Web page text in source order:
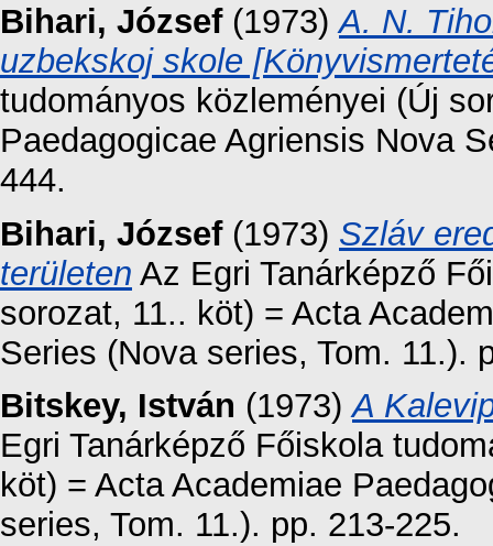
Bihari, József(1973)A. N.
uzbekskoj skole
tudományos közleményei (Új
Paedagogicae Agriensis Nova
444.
Bihari, József(1973) Szláv
területen Az Egri Tanárképző
sorozat, 11.. köt) = Acta
Series (Nova series, Tom. 11.).
Bitskey, István (1973)A
Egri Tanárképző Főiskola
köt) = Acta Academiae
series, Tom. 11.). pp. 213-225.